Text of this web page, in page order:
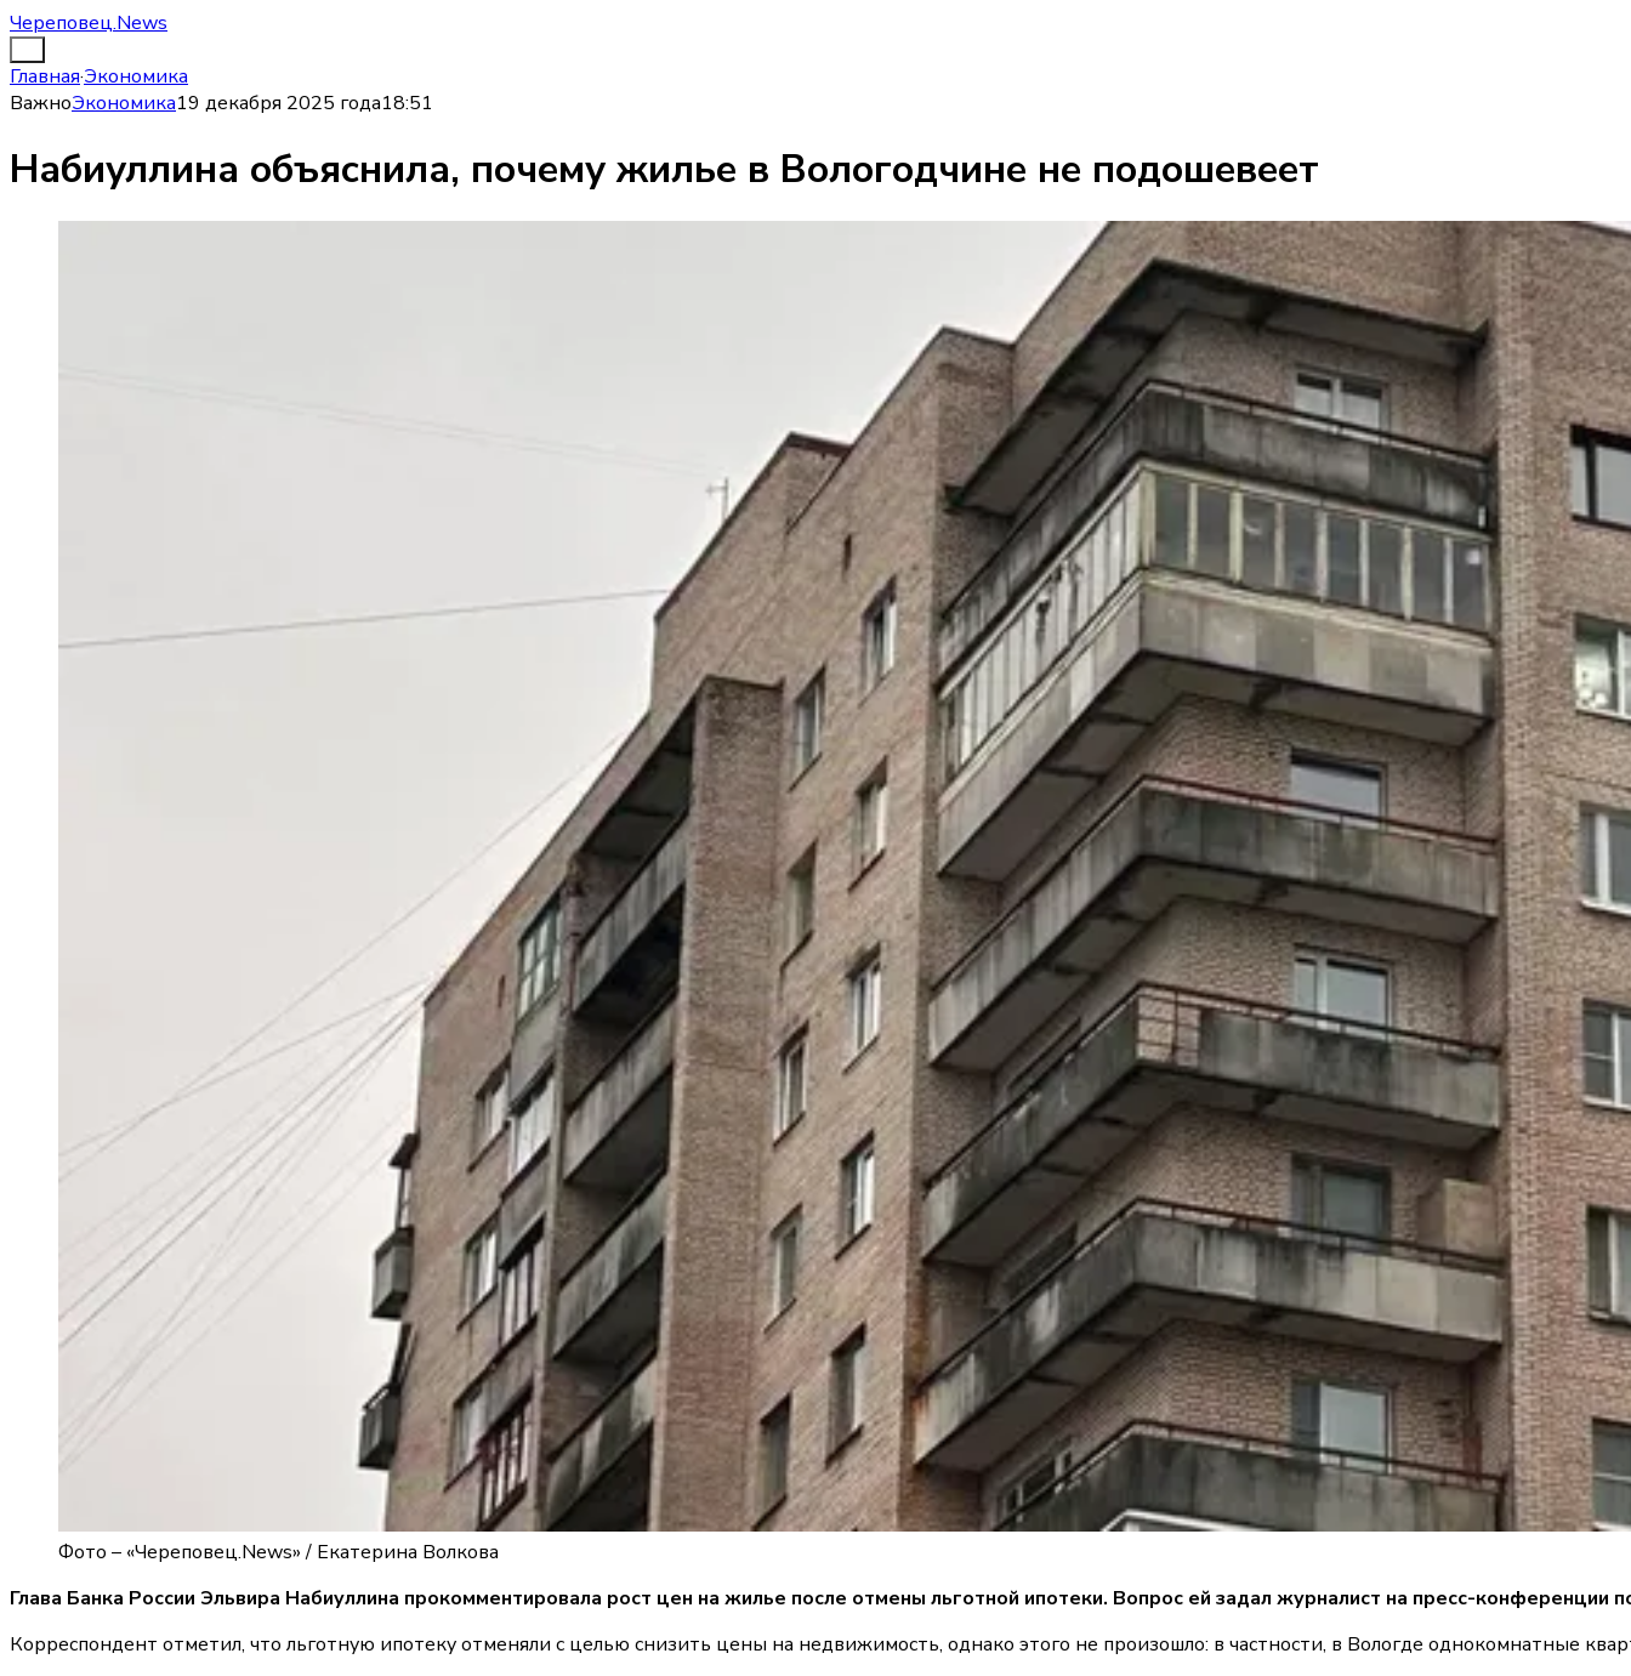
Череповец.News
Главная·Экономика
ВажноЭкономика19 декабря 2025 года18:51
Набиуллина объяснила, почему жилье в Вологодчине не подошевеет
Фото – «Череповец.News» / Екатерина Волкова
Глава Банка России Эльвира Набиуллина прокомментировала рост цен на жилье после отмены льготной ипотеки. Вопрос ей задал журналист на пресс-конференции
Корреспондент отметил, что льготную ипотеку отменяли с целью снизить цены на недвижимость, однако этого не произошло: в частности, в Вологде однокомнатные